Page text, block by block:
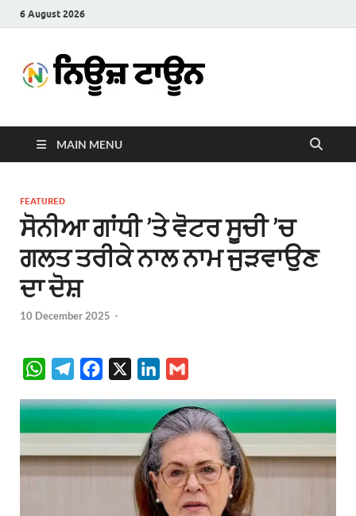
6 August 2026
Town
MAIN MENU
FEATURED
ਸੋਨੀਆ ਗਾਂਧੀ ’ਤੇ ਵੋਟਰ ਸੂਚੀ ’ਚ
ਗਲਤ ਤਰੀਕੇ ਨਾਲ ਨਾਮ ਜੁੜਵਾਉਣ
ਦਾ ਦੋਸ਼
10 December 2025 -
W
a
t
s
A
l
e
g
r
c
e
b
o
n
k
e
d
I
a
i